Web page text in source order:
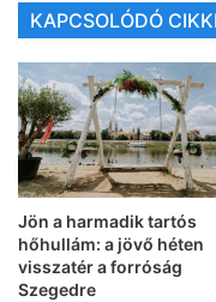
KAPCSOLÓDÓ
Jön a harmadik tartós
hőhullám: a jövő héten
visszatér a forróság
Szegedre